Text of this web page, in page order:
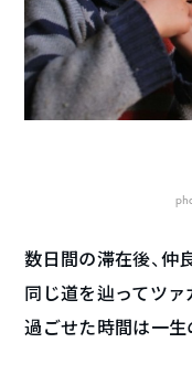
数日間の滞在後、仲
同じ道を辿ってツ
過ごせた時間は一生